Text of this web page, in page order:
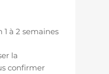
1 à 2 semaines
la
confirmer